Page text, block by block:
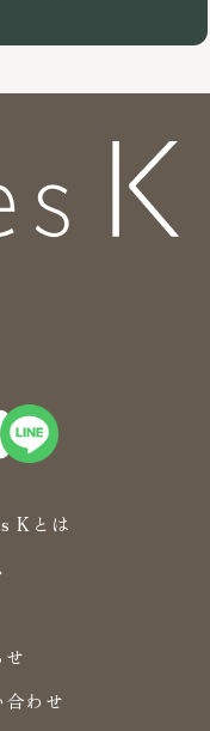
Kとは
合わせ